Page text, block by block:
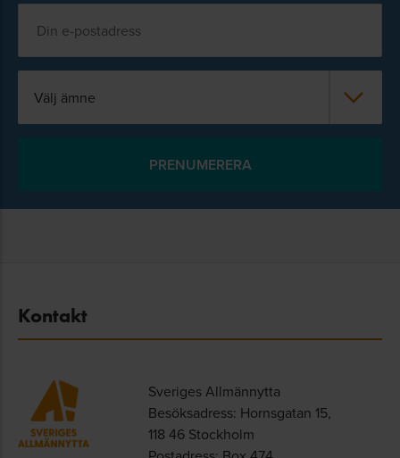
Välj ämne
Kontakt
Sveriges Allmännytta
Besöksadress: Hornsgatan 15,
118 46 Stockholm